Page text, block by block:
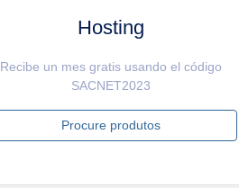
Hosting
Recibe un mes gratis usando el código
SACNET2023
Procure produtos